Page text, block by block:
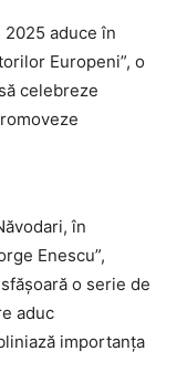
2025 aduce în
Europeni”, o
celebreze
în
Enescu”,
o serie de
aduc
importanța